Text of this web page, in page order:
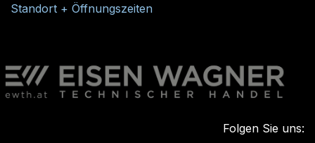
Standort + Öffnungszeiten
Folgen Sie uns: